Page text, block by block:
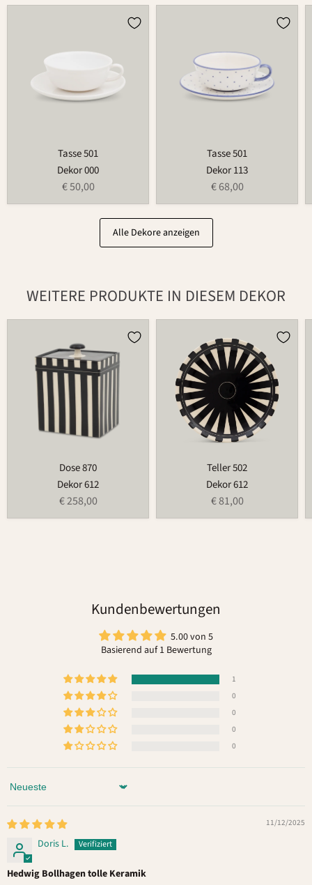
Tasse 501
Dekor 000
€ 50,00
Tasse 501
Dekor 113
€ 68,00
Alle Dekore anzeigen
WEITERE PRODUKTE IN DIESEM DEKOR
Dose 870
Dekor 612
€ 258,00
Teller 502
Dekor 612
€ 81,00
Kundenbewertungen
5.00 von 5
Basierend auf 1 Bewertung
1
0
0
0
0
Sort by
11/12/2025
Doris L.
Hedwig Bollhagen tolle Keramik